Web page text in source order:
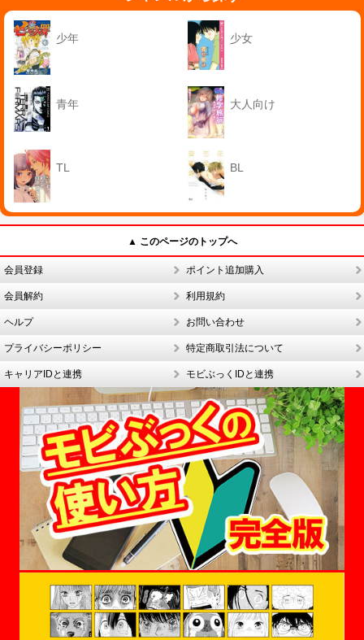
少年 少女
青年 大人向け
TL BL
▲ このページのトップへ
会員登録 ポイント追加購入
会員解約 利用規約
ヘルプ お問い合わせ
プライバシーポリシー 特定商取引法について
キャリアIDと連携 モビぶっくIDと連携